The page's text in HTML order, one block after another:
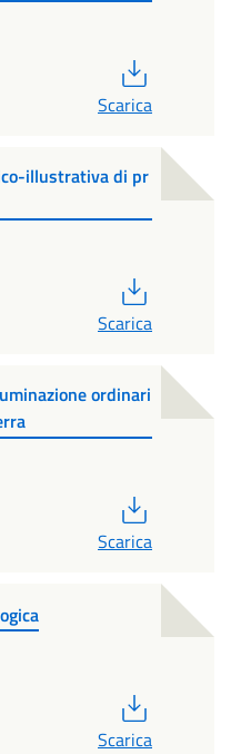
Scarica
illustrativa di pr
Scarica
ordinari
Scarica
Scarica